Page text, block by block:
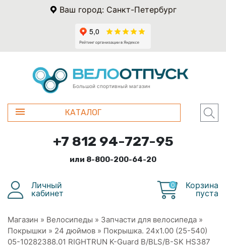
Ваш город: Санкт-Петербург
Большой спортивный магазин
КАТАЛОГ
+7 812 94-727-95
или 8-800-200-64-20
Личный
кабинет
0
Корзина
пуста
Магазин » Велосипеды » Запчасти для велосипеда »
Покрышки » 24 дюймов » Покрышка. 24x1.00 (25-540)
05-10282388.01 RIGHTRUN K-Guard B/BLS/B-SK HS387